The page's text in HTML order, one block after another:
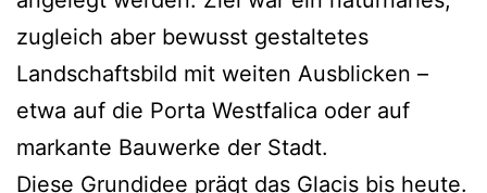
zugleich aber bewusst gestaltetes
Landschaftsbild mit weiten Ausblicken –
etwa auf die Porta Westfalica oder auf
markante Bauwerke der Stadt.
Diese Grundidee prägt das Glacis bis heute.